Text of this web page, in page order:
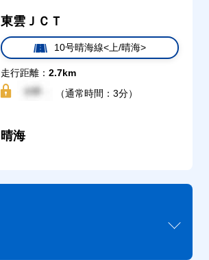
東雲ＪＣＴ
10号晴海線<上/晴海>
走行距離： 2.7km
（通常時間：3分）
晴海